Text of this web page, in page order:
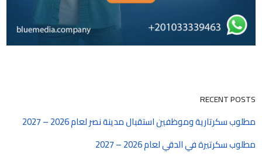
RECENT POSTS
مطلوب سكرتارية وموظفين استقبال مدينة نصر لعام 2026 – 2027
مطلوب سكرتيرة في الدقي لعام 2026 – 2027